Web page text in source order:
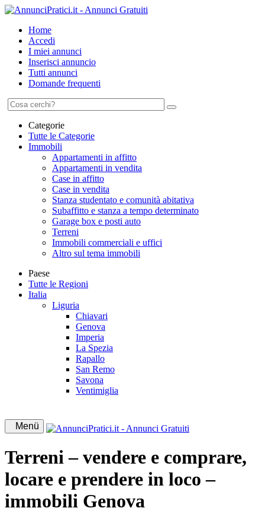
Home
Accedi
I miei annunci
Inserisci annuncio
Tutti annunci
Domande frequenti
Categorie
Tutte le Categorie
Immobili
Appartamenti in affitto
Appartamenti in vendita
Case in affitto
Case in vendita
Stanza studentato e comunità abitativa
Subaffitto e stanza a tempo determinato
Garage box e posti auto
Terreni
Immobili commerciali e uffici
Altro sul tema immobili
Paese
Tutte le Regioni
Italia
Liguria
Chiavari
Genova
Imperia
La Spezia
Rapallo
San Remo
Savona
Ventimiglia
Menü
Terreni – vendere e comprare,
locare e prendere in loco –
immobili Genova